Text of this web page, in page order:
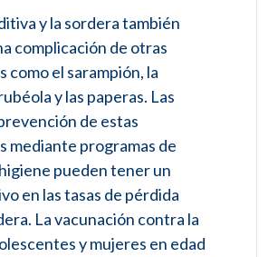
y la sordera también
complicación de otras
como el sarampión, la
y las paperas. Las
de estas
mediante programas de
pueden tener un
en las tasas de pérdida
La vacunación contra la
y mujeres en edad